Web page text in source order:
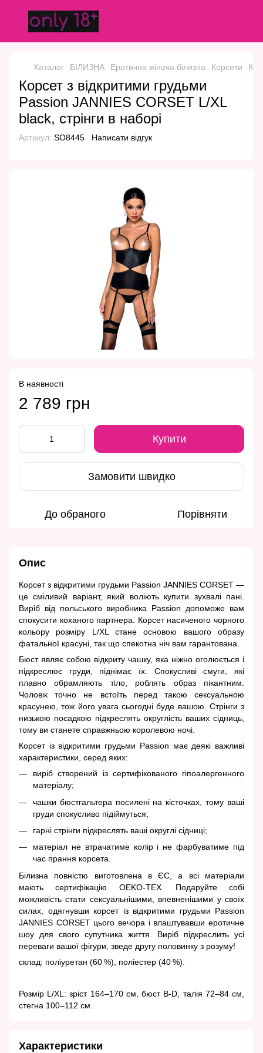
Каталог БІЛИЗНА Еротична жіноча білизна Корсети
Корсет з відкритими грудьми
Passion JANNIES CORSET L/XL
black, стрінги в наборі
Артикул: SO8445 Написати відгук
В наявності
2 789 грн
Купити
Замовити швидко
До обраного Порівняти
Опис
Корсет з відкритими грудьми Passion JANNIES CORSET —
це сміливий варіант, який воліють купити зухвалі пані.
Виріб від польського виробника Passion допоможе вам
спокусити коханого партнера. Корсет насиченого чорного
кольору розміру L/XL стане основою вашого образу
фатальної красуні, так що спекотна ніч вам гарантована.
Бюст являє собою відкриту чашку, яка ніжно оголюється і
підкреслює груди, піднімає їх. Спокусливі смуги, які
плавно обрамляють тіло, роблять образ пікантним.
Чоловік точно не встоїть перед такою сексуальною
красунею, тож його увага сьогодні буде вашою. Стрінги з
низькою посадкою підкреслять округлість ваших сідниць,
тому ви станете справжньою королевою ночі.
Корсет із відкритими грудьми Passion має деякі важливі
характеристики, серед яких:
виріб створений із сертифікованого гіпоалергенного
матеріалу;
чашки бюстгальтера посилені на кісточках, тому ваші
груди спокусливо підіймуться;
гарні стрінги підкреслять ваші округлі сідниці;
матеріал не втрачатиме колір і не фарбуватиме під
час прання корсета.
Білизна повністю виготовлена ​​в ЄС, а всі матеріали
мають сертифікацію OEKO-TEX. Подаруйте собі
можливість стати сексуальнішими, впевненішими у своїх
силах, одягнувши корсет із відкритими грудьми Passion
JANNIES CORSET цього вечора і влаштувавши еротичне
шоу для свого супутника життя. Виріб підкреслить усі
переваги вашої фігури, зведе другу половинку з розуму!
склад: поліуретан (60 %), поліестер (40 %).
Розмір L/XL: зріст 164–170 см, бюст B-D, талія 72–84 см,
стегна 100–112 см.
Характеристики